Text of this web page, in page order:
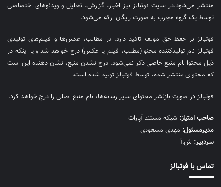
منتشر می‌شود.در سایت فوتبالز نیز اخبار، گزارش، تحلیل و ویدئوهای اختصاصی
توسط یک گروه مجرب به صورت رایگان ارائه می‌شود.
فوتبالز بر حفظ حق مولف تاکید دارد. در مطالب، عکس‌ها و فیلم‌های تولیدی
فوتبالز نام تولیدکننده محتوا(مطلب، فیلم یا عکس) درج خواهد شد و یا اینکه در
ذیل محتوا نام منبع خاصی ذکر نمی‌‎شود. درج نشدن منبع، نشان دهنده این است
که محتوای منتشر شده، توسط فوتبالز تولید شده است.
فوتبالز در صورت بازنشر محتوای سایر رسانه‌ها، نام منبع اصلی را درج خواهد کرد.
صاحب امتیاز: شبکه مستند آپارات
مديرمسئول: مهدی مسعودی
سردبیر: ش.آ
تماس با فوتبالز